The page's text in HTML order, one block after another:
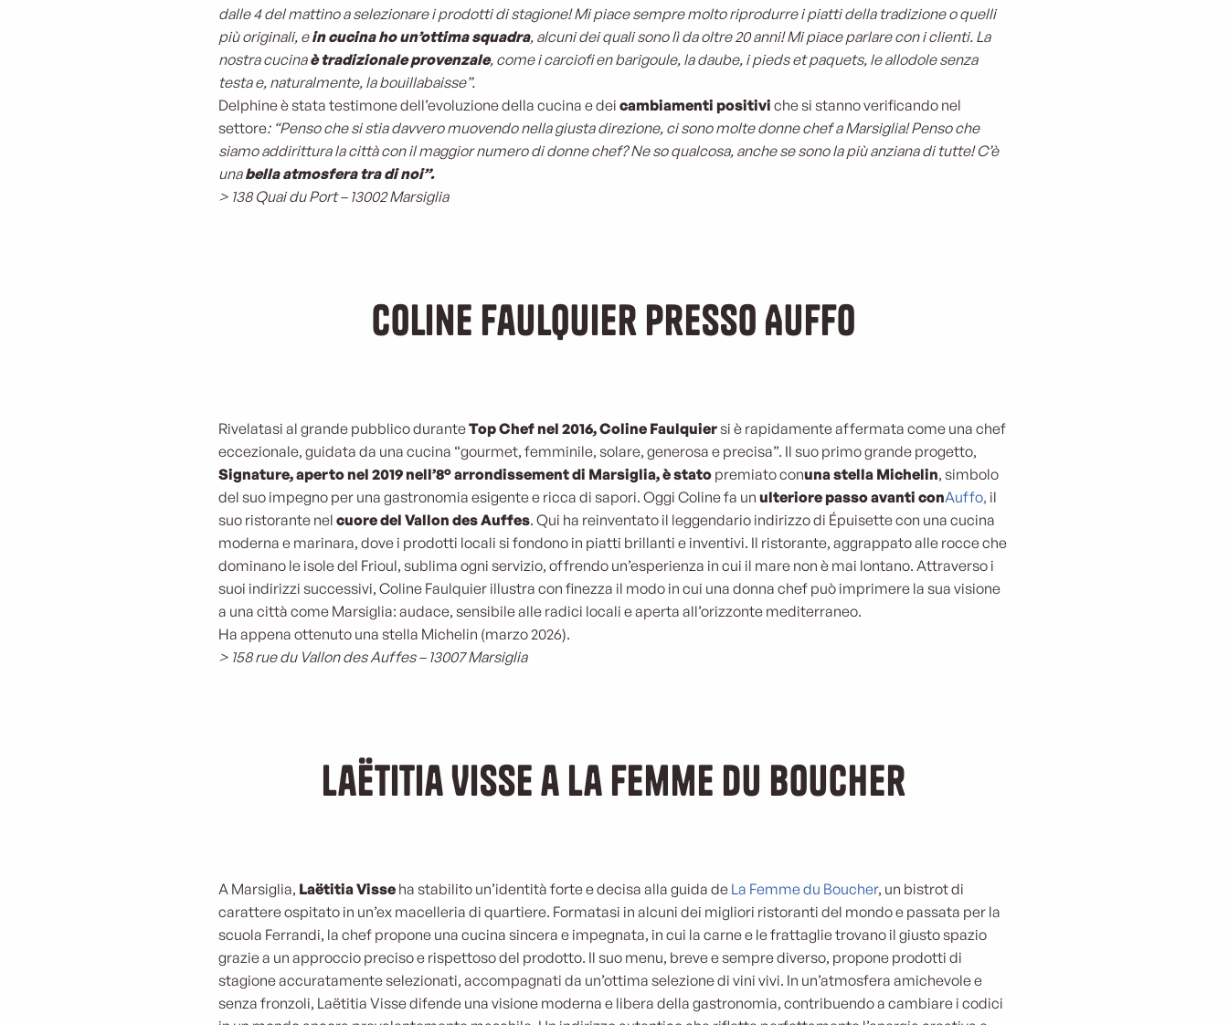
dalle 4 del mattino a selezionare i prodotti di stagione! Mi piace sempre molto riprodurre i piatti della tradizione o quelli
più originali, ein cucina ho un’ottima squadra, alcuni dei quali sono lì da oltre 20 anni! Mi piace parlare con i clienti. La
nostra cucinaè tradizionale provenzale, come i carciofi en barigoule, la daube, i pieds et paquets, le allodole senza
testa e, naturalmente, la bouillabaisse”.
Delphine è stata testimone dell’evoluzione della cucina e dei cambiamenti positivi che si stanno verificando nel
settore: “Penso che si stia davvero muovendo nella giusta direzione, ci sono molte donne chef a Marsiglia! Penso che
siamo addirittura la città con il maggior numero di donne chef? Ne so qualcosa, anche se sono la più anziana di tutte! C’è
unabella atmosfera tra di noi”.
> 138 Quai du Port – 13002 Marsiglia
Coline Faulquier presso Auffo
Rivelatasi al grande pubblico duranteTop Chef nel 2016, Coline Faulquiersi è rapidamente affermata come una chef
eccezionale, guidata da una cucina “gourmet, femminile, solare, generosa e precisa”. Il suo primo grande progetto,
Signature, aperto nel 2019 nell’8° arrondissement di Marsiglia, è stato premiato conuna stella Michelin, simbolo
del suo impegno per una gastronomia esigente e ricca di sapori. Oggi Coline fa un ulteriore passo avanti conAuffo, il
suo ristorante nel cuore del Vallon des Auffes. Qui ha reinventato il leggendario indirizzo di Épuisette con una cucina
moderna e marinara, dove i prodotti locali si fondono in piatti brillanti e inventivi. Il ristorante, aggrappato alle rocce che
dominano le isole del Frioul, sublima ogni servizio, offrendo un’esperienza in cui il mare non è mai lontano. Attraverso i
suoi indirizzi successivi, Coline Faulquier illustra con finezza il modo in cui una donna chef può imprimere la sua visione
a una città come Marsiglia: audace, sensibile alle radici locali e aperta all’orizzonte mediterraneo.
Ha appena ottenuto una stella Michelin (marzo 2026).
> 158 rue du Vallon des Auffes – 13007 Marsiglia
Laëtitia Visse a La Femme du Boucher
A Marsiglia, Laëtitia Visse ha stabilito un’identità forte e decisa alla guida de La Femme du Boucher, un bistrot di
carattere ospitato in un’ex macelleria di quartiere. Formatasi in alcuni dei migliori ristoranti del mondo e passata per la
scuola Ferrandi, la chef propone una cucina sincera e impegnata, in cui la carne e le frattaglie trovano il giusto spazio
grazie a un approccio preciso e rispettoso del prodotto. Il suo menu, breve e sempre diverso, propone prodotti di
stagione accuratamente selezionati, accompagnati da un’ottima selezione di vini vivi. In un’atmosfera amichevole e
senza fronzoli, Laëtitia Visse difende una visione moderna e libera della gastronomia, contribuendo a cambiare i codici